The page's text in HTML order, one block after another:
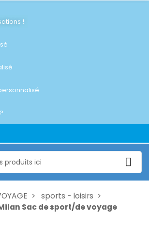
!
sports - loisirs
Sac de sport/de voyage